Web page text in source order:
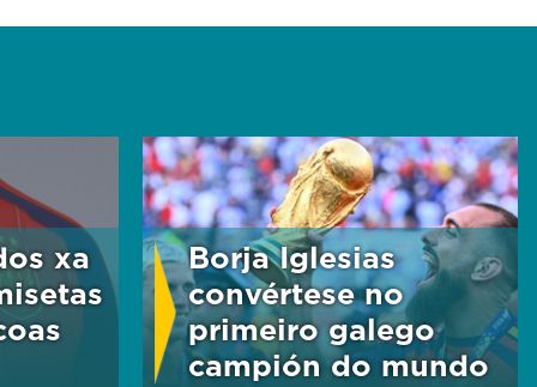
xa
Borja Iglesias
convértese no
primeiro galego
campión do mundo